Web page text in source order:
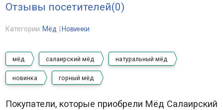
Отзывы посетителей(0)
Категории: Мёд Новинки
мёд салаирский мёд натуральный мёд
новинка горный мёд
Покупатели, которые приобрели Мёд Салаирский